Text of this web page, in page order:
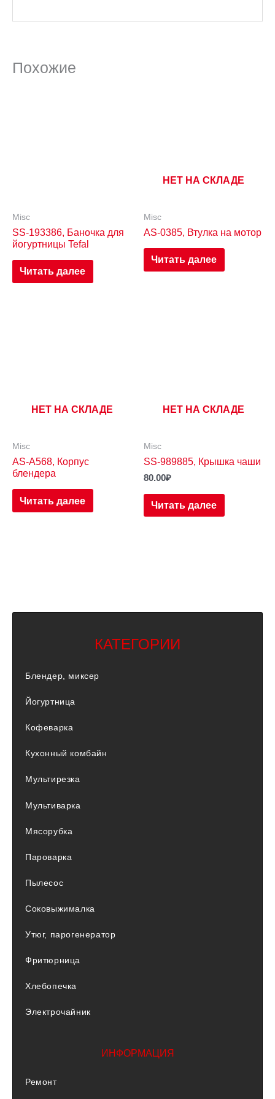
Похожие
Misc
SS-193386, Баночка для
йогуртницы Tefal
Читать далее
НЕТ НА СКЛАДЕ
Misc
AS-0385, Втулка на мотор
Читать далее
НЕТ НА СКЛАДЕ
Misc
AS-A568, Корпус
блендера
Читать далее
НЕТ НА СКЛАДЕ
Misc
SS-989885, Крышка чаши
80.00₽
Читать далее
КАТЕГОРИИ
Блендер, миксер
Йогуртница
Кофеварка
Кухонный комбайн
Мультирезка
Мультиварка
Мясорубка
Пароварка
Пылесос
Соковыжималка
Утюг, парогенератор
Фритюрница
Хлебопечка
Электрочайник
ИНФОРМАЦИЯ
Ремонт